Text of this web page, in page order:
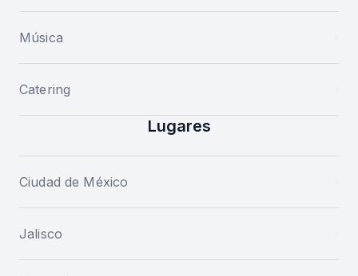
Música
Catering
Lugares
Ciudad de México
Jalisco